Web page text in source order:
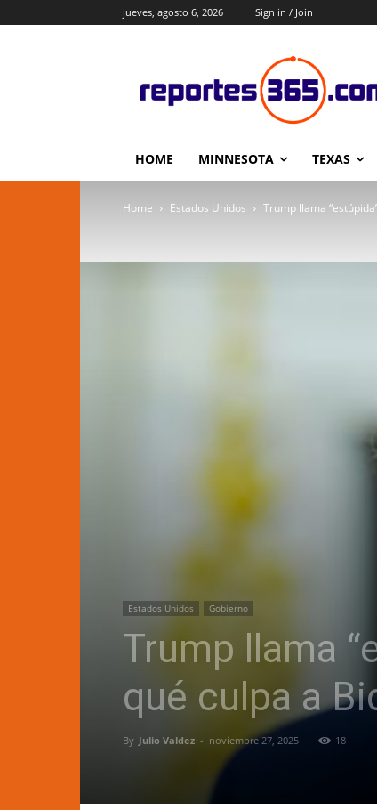
jueves, agosto 6, 2026 Sign in / Join
HOME MINNESOTA TEXAS
Home Estados Unidos Trump llama
Estados Unidos Gobierno
Trump llama
qué culpa a
By Julio Valdez - noviembre 27, 2025 18